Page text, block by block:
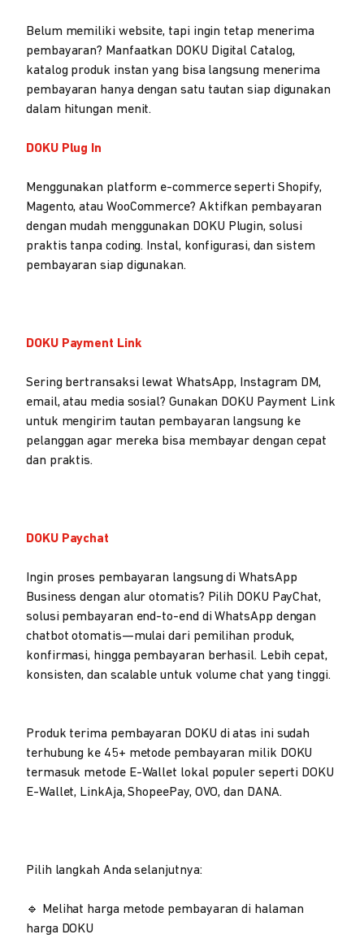
Belum memiliki website, tapi ingin tetap menerima
pembayaran? Manfaatkan DOKU Digital Catalog,
katalog produk instan yang bisa langsung menerima
pembayaran hanya dengan satu tautan siap digunakan
dalam hitungan menit.
DOKU Plug In
Menggunakan platform e-commerce seperti Shopify,
Magento, atau WooCommerce? Aktifkan pembayaran
dengan mudah menggunakan DOKU Plugin, solusi
praktis tanpa coding. Instal, konfigurasi, dan sistem
pembayaran siap digunakan.
DOKU Payment Link
Sering bertransaksi lewat WhatsApp, Instagram DM,
email, atau media sosial? Gunakan DOKU Payment Link
untuk mengirim tautan pembayaran langsung ke
pelanggan agar mereka bisa membayar dengan cepat
dan praktis.
DOKU Paychat
Ingin proses pembayaran langsung di WhatsApp
Business dengan alur otomatis? Pilih DOKU PayChat,
solusi pembayaran end-to-end di WhatsApp dengan
chatbot otomatis—mulai dari pemilihan produk,
konfirmasi, hingga pembayaran berhasil. Lebih cepat,
konsisten, dan scalable untuk volume chat yang tinggi.
Produk terima pembayaran DOKU di atas ini sudah
terhubung ke 45+ metode pembayaran milik DOKU
termasuk metode E-Wallet lokal populer seperti DOKU
E-Wallet, LinkAja, ShopeePay, OVO, dan DANA.
Pilih langkah Anda selanjutnya:
🔹 Melihat harga metode pembayaran di halaman
harga DOKU